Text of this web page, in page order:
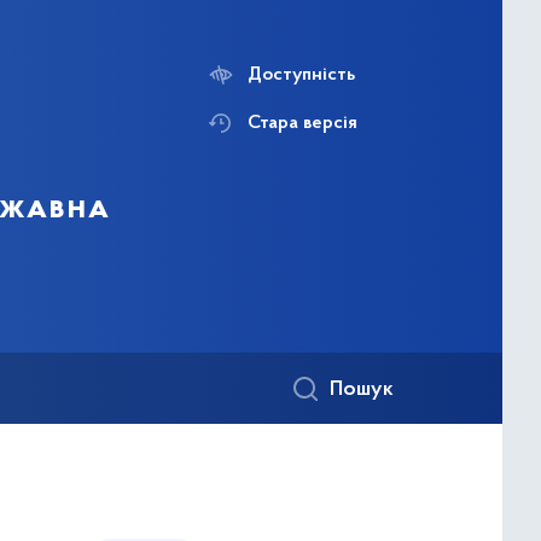
Доступність
Стара версія
Пошук